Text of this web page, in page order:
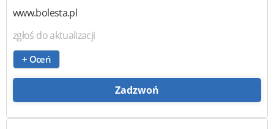
www.bolesta.pl
zgłoś do aktualizacji
+ Oceń
Zadzwoń